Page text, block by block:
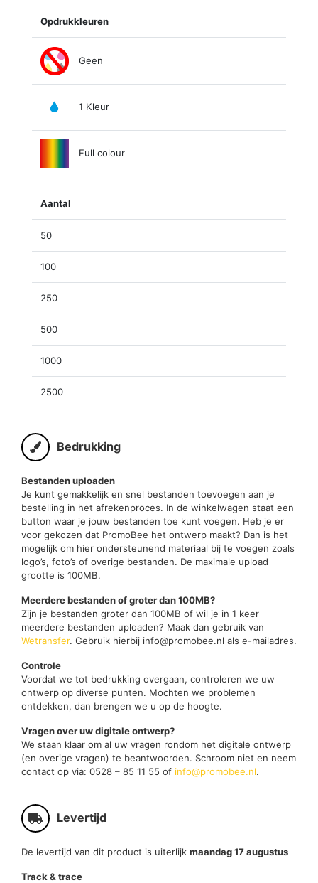
Opdrukkleuren
Geen
1 Kleur
Full colour
Aantal
50
100
250
500
1000
2500
Bedrukking
Bestanden uploaden
Je kunt gemakkelijk en snel bestanden toevoegen aan je
bestelling in het afrekenproces. In de winkelwagen staat een
button waar je jouw bestanden toe kunt voegen. Heb je er
voor gekozen dat PromoBee het ontwerp maakt? Dan is het
mogelijk om hier ondersteunend materiaal bij te voegen zoals
logo’s, foto’s of overige bestanden. De maximale upload
grootte is 100MB.
Meerdere bestanden of groter dan 100MB?
Zijn je bestanden groter dan 100MB of wil je in 1 keer
meerdere bestanden uploaden? Maak dan gebruik van
Wetransfer. Gebruik hierbij info@promobee.nl als e-mailadres.
Controle
Voordat we tot bedrukking overgaan, controleren we uw
ontwerp op diverse punten. Mochten we problemen
ontdekken, dan brengen we u op de hoogte.
Vragen over uw digitale ontwerp?
We staan klaar om al uw vragen rondom het digitale ontwerp
(en overige vragen) te beantwoorden. Schroom niet en neem
contact op via: 0528 – 85 11 55 of info@promobee.nl.
Levertijd
De levertijd van dit product is uiterlijk maandag 17 augustus
Track & trace